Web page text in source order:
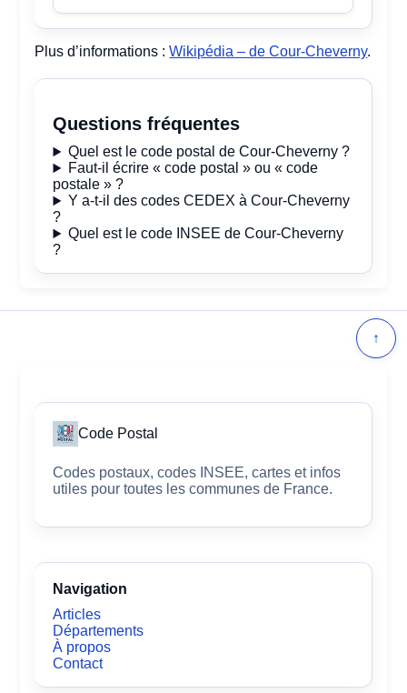
Plus d’informations :Wikipédia – de Cour-Cheverny.
Questions fréquentes
Quel est le code postal de Cour-Cheverny ?
Faut-il écrire « code postal » ou « code
postale » ?
Y a-t-il des codes CEDEX à Cour-Cheverny
?
Quel est le code INSEE de Cour-Cheverny
?
↑
Code Postal
Codes postaux, codes INSEE, cartes et infos
utiles pour toutes les communes de France.
Navigation
Articles
Départements
À propos
Contact